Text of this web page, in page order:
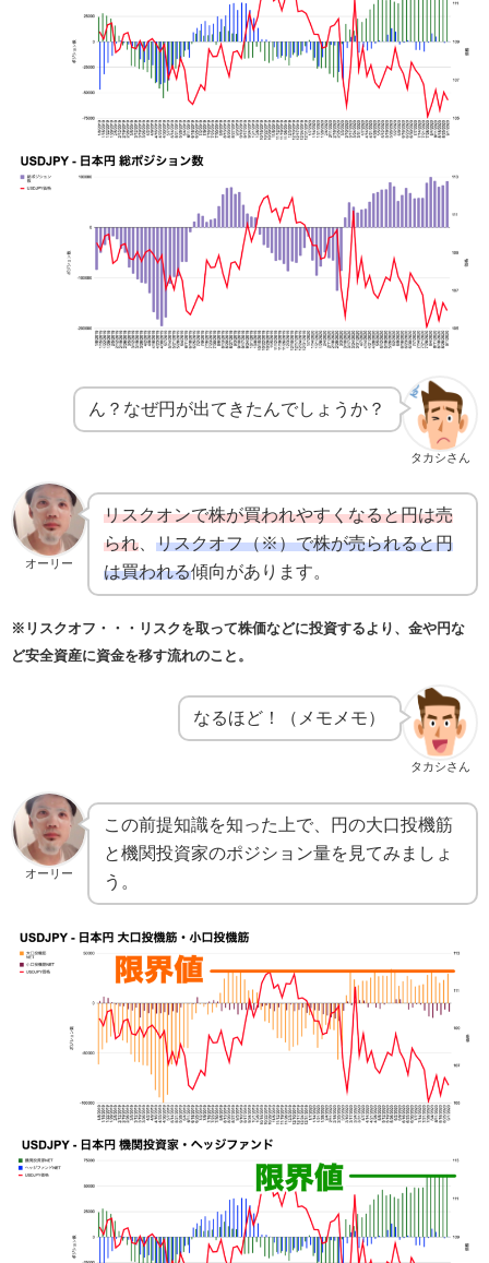
タカシさん
ん？なぜ円が出てきたんでしょうか？
オーリー
リスクオンで株が買われやすくなると円は売
られ、 リスクオフ（※）で株が売られると円
は買われる傾向があります。
※リスクオフ・・・リスクを取って株価などに投資するより、金や円な
ど安全資産に資金を移す流れのこと。
タカシさん
なるほど！（メモメモ）
オーリー
この前提知識を知った上で、円の大口投機筋
と機関投資家のポジション量を見てみましょ
う。